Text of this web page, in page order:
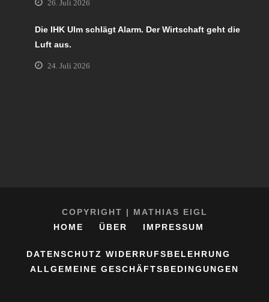
26. Juli 2026
Die IHK Ulm schlägt Alarm. Der Wirtschaft geht die
Luft aus.
24. Juli 2026
COPYRIGHT | MATHIAS EIGL
HOME
ÜBER IMPRESSUM
DATENSCHUTZ WIDERRUFSBELEHRUNG
ALLGEMEINE GESCHÄFTSBEDINGUNGEN